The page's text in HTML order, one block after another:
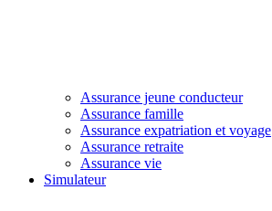
Assurance jeune conducteur
Assurance famille
Assurance expatriation et voyage
Assurance retraite
Assurance vie
Simulateur